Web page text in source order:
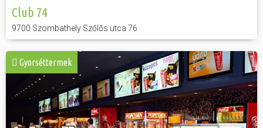
Club 74
9700 Szombathely Szőlős utca 76
Gyorséttermek